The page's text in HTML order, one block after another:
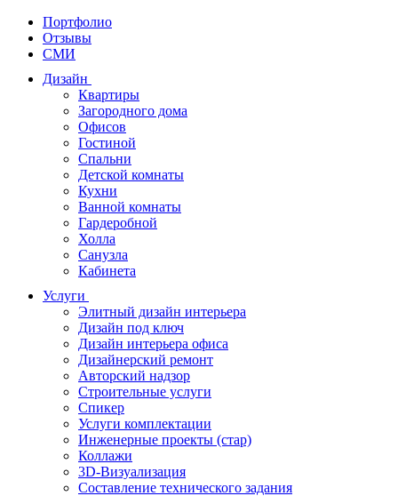
Портфолио
Отзывы
СМИ
Дизайн
Квартиры
Загородного дома
Офисов
Гостиной
Спальни
Детской комнаты
Кухни
Ванной комнаты
Гардеробной
Холла
Санузла
Кабинета
Услуги
Элитный дизайн интерьера
Дизайн под ключ
Дизайн интерьера офиса
Дизайнерский ремонт
Авторский надзор
Строительные услуги
Спикер
Услуги комплектации
Инженерные проекты (стар)
Коллажи
3D-Визуализация
Составление технического задания